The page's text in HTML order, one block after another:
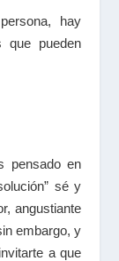
hay
que pueden
pensado en
sé y
angustiante
embargo, y
a que